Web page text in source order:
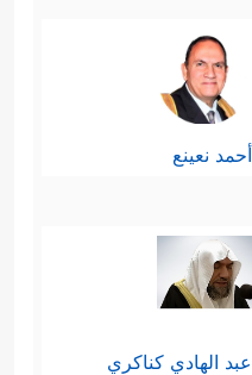
أحمد نعينع
عبد الهادي كناكري